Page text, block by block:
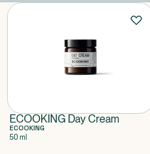
ECOOKING Day Cream
ECOOKING
50 ml